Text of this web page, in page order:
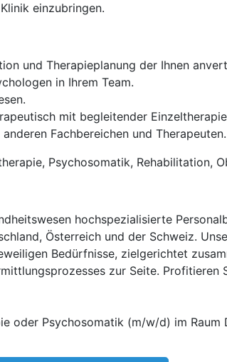
einzubringen.
und Therapieplanung der Ihnen
in Ihrem Team.
mit begleitender
Fachbereichen und Therapeuten.
Psychosomatik, Rehabilitation,
hochspezialisierte
Österreich und der Schweiz.
Bedürfnisse, zielgerichtet
zur Seite. Profitieren
oder Psychosomatik (m/w/d) im Raum